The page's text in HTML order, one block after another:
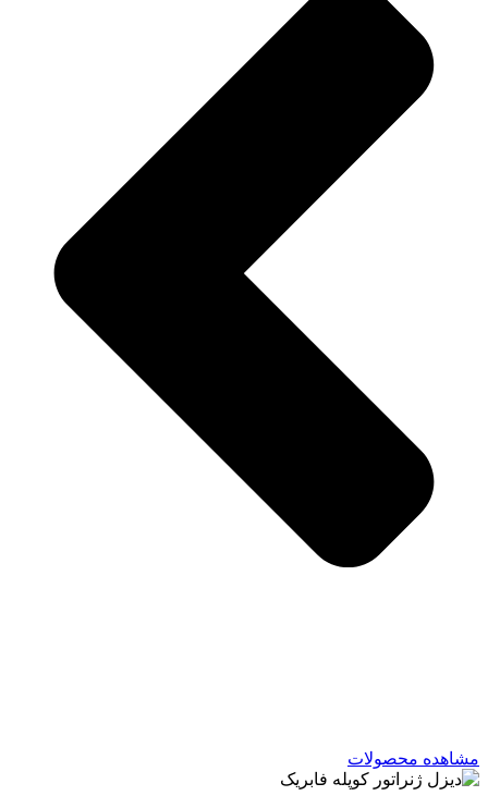
مشاهده محصولات